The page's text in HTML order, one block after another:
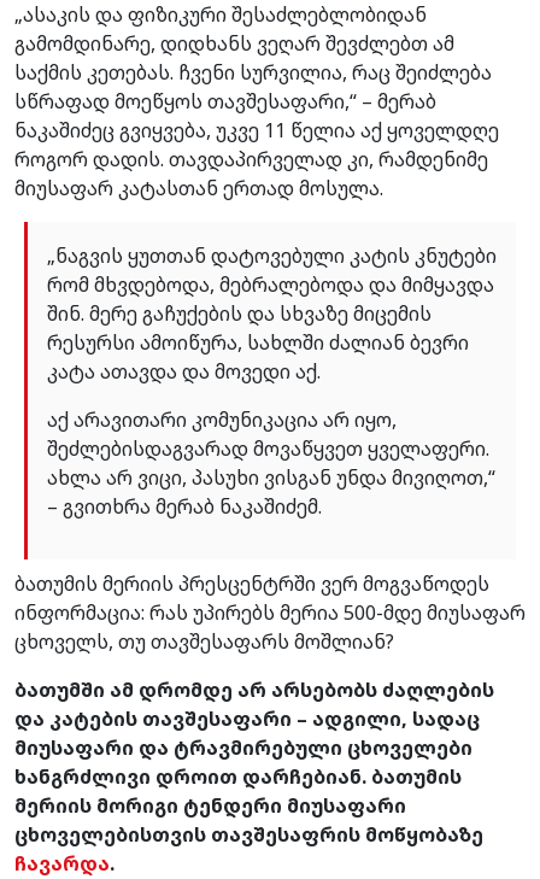
„ასაკის და ფიზიკური შესაძლებლობიდან
გამომდინარე, დიდხანს ვეღარ შევძლებთ ამ
საქმის კეთებას. ჩვენი სურვილია, რაც შეიძლება
სწრაფად მოეწყოს თავშესაფარი,“ – მერაბ
ნაკაშიძეც გვიყვება, უკვე 11 წელია აქ ყოველდღე
როგორ დადის. თავდაპირველად კი, რამდენიმე
მიუსაფარ კატასთან ერთად მოსულა.
„ნაგვის ყუთთან დატოვებული კატის კნუტები
რომ მხვდებოდა, მებრალებოდა და მიმყავდა
შინ. მერე გაჩუქების და სხვაზე მიცემის
რესურსი ამოიწურა, სახლში ძალიან ბევრი
კატა ათავდა და მოვედი აქ.
აქ არავითარი კომუნიკაცია არ იყო,
შეძლებისდაგვარად მოვაწყვეთ ყველაფერი.
ახლა არ ვიცი, პასუხი ვისგან უნდა მივიღოთ,“
– გვითხრა მერაბ ნაკაშიძემ.
ბათუმის მერიის პრესცენტრში ვერ მოგვაწოდეს
ინფორმაცია: რას უპირებს მერია 500-მდე მიუსაფარ
ცხოველს, თუ თავშესაფარს მოშლიან?
ბათუმში ამ დრომდე არ არსებობს ძაღლების
და კატების თავშესაფარი – ადგილი, სადაც
მიუსაფარი და ტრავმირებული ცხოველები
ხანგრძლივი დროით დარჩებიან. ბათუმის
მერიის მორიგი ტენდერი მიუსაფარი
ცხოველებისთვის თავშესაფრის მოწყობაზე
ჩავარდა.